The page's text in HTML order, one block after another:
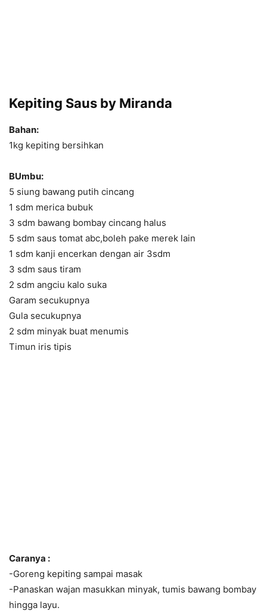
Kepiting Saus by Miranda
Bahan:
1kg kepiting bersihkan
BUmbu:
5 siung bawang putih cincang
1 sdm merica bubuk
3 sdm bawang bombay cincang halus
5 sdm saus tomat abc,boleh pake merek lain
1 sdm kanji encerkan dengan air 3sdm
3 sdm saus tiram
2 sdm angciu kalo suka
Garam secukupnya
Gula secukupnya
2 sdm minyak buat menumis
Timun iris tipis
Caranya :
-Goreng kepiting sampai masak
-Panaskan wajan masukkan minyak, tumis bawang bombay
hingga layu.